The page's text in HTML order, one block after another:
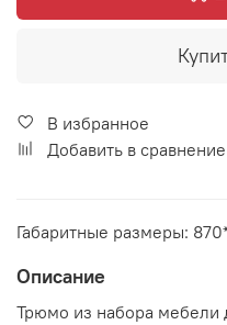
В избранное
Добавить в сравнение
Габаритные размеры:
Описание
Трюмо из набора мебели